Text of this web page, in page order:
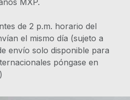
IVA
de 2 p.m. horario del
el mismo día (sujeto a
envío solo disponible para
póngase en